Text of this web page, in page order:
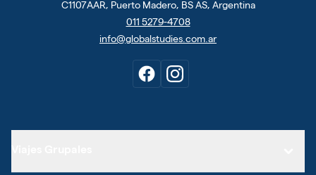
C1107AAR, Puerto Madero, BS AS, Argentina
011 5279-4708
info@globalstudies.com.ar